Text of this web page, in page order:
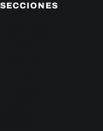
SECCIONES